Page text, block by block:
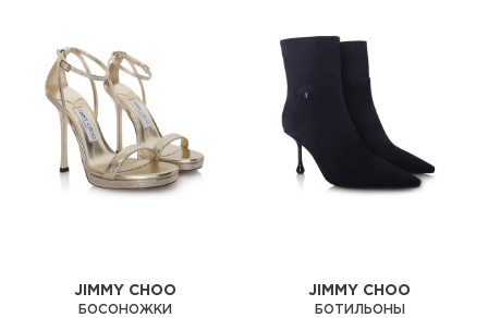
JIMMY CHOO
БОСОНОЖКИ
JIMMY CHOO
БОТИЛЬОНЫ